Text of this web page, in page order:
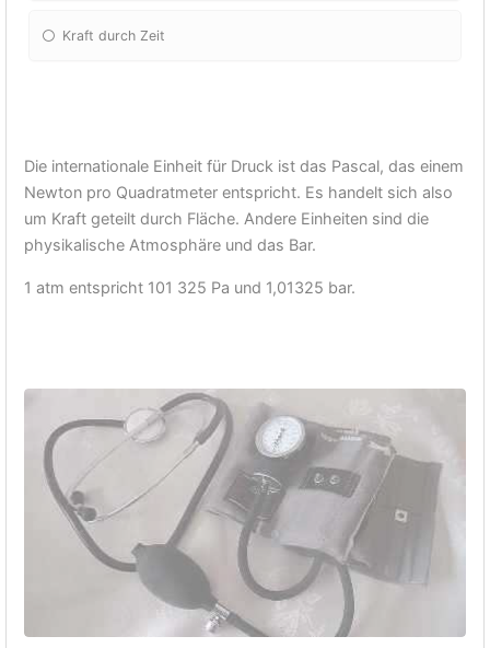
Kraft durch Zeit
Die internationale Einheit für Druck ist das Pascal, das einem
Newton pro Quadratmeter entspricht. Es handelt sich also
um Kraft geteilt durch Fläche. Andere Einheiten sind die
physikalische Atmosphäre und das Bar.
1 atm entspricht 101 325 Pa und 1,01325 bar.